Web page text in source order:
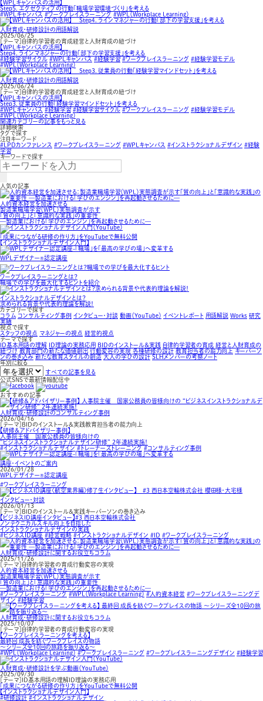
【WPLキャンバスの活用】
Step５．エグゼクティブの行動「職場学習環境づくり」を考える
#WPLキャンバス #ワークプレイスラーニング #WPL（Workplace Learning）
人財育成・研修設計の用語解説
2025/06/25
［テーマ］自律的学習者の育成経営と人財育成の紐づけ
【WPLキャンバスの活用】
Step４．ラインマネジャーの行動「部下の学習支援」を考える
#経験学習サイクル #WPLキャンバス #経験学習 #ワークプレイスラーニング #経験学習モデル
#WPL（Workplace Learning）
人財育成・研修設計の用語解説
2025/06/24
［テーマ］自律的学習者の育成経営と人財育成の紐づけ
【WPLキャンバスの活用】
Step３．従業員の行動「経験学習マインドセット」を考える
#WPLキャンバス #経験学習 #経験学習サイクル #ワークプレイスラーニング #経験学習モデル
#WPL（Workplace Learning）
関連カテゴリーの記事をもっと見る
詳細検索
タグで探す
注目キーワード
#LPDカンファレンス #ワークプレイスラーニング #WPLキャンバス #インストラクショナルデザイン #経験
学習
キーワードで探す
人気の記事
人的資本経営を加速させる
製造業職場学習（WPL）実態調査が示す
「質の向上」と「意識的な実践」の重要性
—製造業における「学びのエンジン」を再起動させるために—
「成果につながる研修の作り方」をYouTubeで無料公開
【インストラクショナルデザイン入門】
WPLデザイナー®認定講座
ワークプレイスラーニングとは？
職場での学びを最大化するヒントを紹介
インストラクショナルデザインとは？
求められる背景や代表的理論を解説！
カテゴリーで探す
コラム コンサルティング事例 インタビュー・対談 動画（YouTube） イベントレポート 用語解説 Works 研究
実績
視点で探す
スタッフの視点 マネジャーの視点 経営的視点
テーマで探す
ID基本用語の理解 ID理論の実務応用 BIDのインストール＆実践 自律的学習者の育成 経営と人財育成の
紐づけ 教育部門の新たな価値創出 行動変容の実現 各種研修の設計 教育担当者の能力向上 キーパーソ
ンの巻き込み 新たな教育スタイルの創造 大人の学びの設計 SLHメンバーの考察ノート
年別に絞る
すべての記事を見る
公式SNSで最新情報配信中
おすすめの記事
人財育成・研修設計のコンサルティング事例
2026/04/16
［テーマ］BIDのインストール＆実践教育担当者の能力向上
【研修＆アドバイザリー事例】
人事院主催 国家公務員の皆様向けの
“ビジネスインストラクショナルデザイン研修” ２年連続実施！
#インストラクショナルデザイン #トレーナーズトレーニング #コンサルティング事例
講座・イベントのご案内
2026/01/28
WPLデザイナー®認定講座
#ワークプレイスラーニング
インタビュー・対談
2026/01/13
［テーマ］BIDのインストール＆実践キーパーソンの巻き込み
【ビジネスID講座インタビュー】#3 西日本空輸株式会社
ノンテクニカルスキル向上を目指した
インストラクショナルデザインの実践
#ビジネスID講座 #経営戦略 #インストラクショナルデザイン #ID #ワークプレイスラーニング
人財育成・研修設計に関するお役立ちコラム
2025/11/26
［テーマ］自律的学習者の育成行動変容の実現
人的資本経営を加速させる
製造業職場学習（WPL）実態調査が示す
「質の向上」と「意識的な実践」の重要性
—製造業における「学びのエンジン」を再起動させるために—
#ワークプレイスラーニング #WPL（Workplace Learning） #人的資本経営 #ワークプレイスラーニングデ
ザイン #経験学習
人財育成・研修設計に関するお役立ちコラム
2025/10/07
［テーマ］自律的学習者の育成行動変容の実現
【ワークプレイスラーニングを考える】
最終回 成長を紡ぐワークプレイスの物語
～シリーズ全10回の旅路を振り返る～
#WPL（Workplace Learning） #ワークプレイスラーニング #ワークプレイスラーニングデザイン #経験学習
人財育成・研修設計を学ぶ動画（YouTube）
2025/09/30
［テーマ］ID基本用語の理解ID理論の実務応用
「成果につながる研修の作り方」をYouTubeで無料公開
【インストラクショナルデザイン入門】
#研修設計 #インストラクショナルデザイン